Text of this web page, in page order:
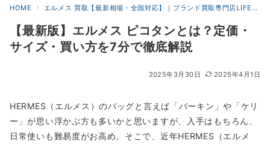
HOME エルメス 買取【最新相場・全国対応】｜ブランド買取専門店LIFE
【最新版】エルメス ピコタンとは？定価・
サイズ・買い方を7分で徹底解説
2025年3月30日 2025年4月1日
HERMES（エルメス）のバッグと言えば「バーキン」や「ケリ
ー」が思い浮かぶ方も多いかと思いますが、入手はもちろん、
日常使いも難易度がお高め。そこで、近年HERMES（エルメ